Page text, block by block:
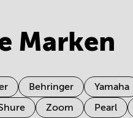
Marken
Behringer Yamaha
Zoom Pearl